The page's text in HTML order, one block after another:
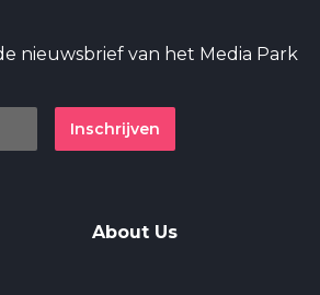
nieuwsbrief van het Media Park
Inschrijven
About Us